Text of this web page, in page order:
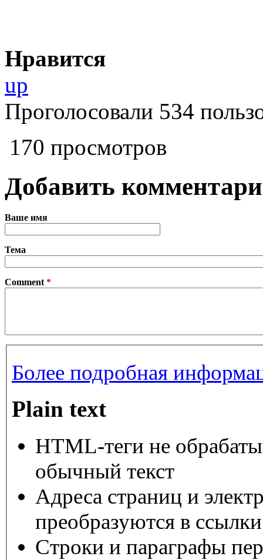
Нравится
up
Проголосовали 534
170 просмотров
Добавить
Ваше имя
Тема
Comment *
Более подробная
Plain text
HTML-теги не
обычный текст
Адреса страниц и
преобразуются в
Строки и параграфы